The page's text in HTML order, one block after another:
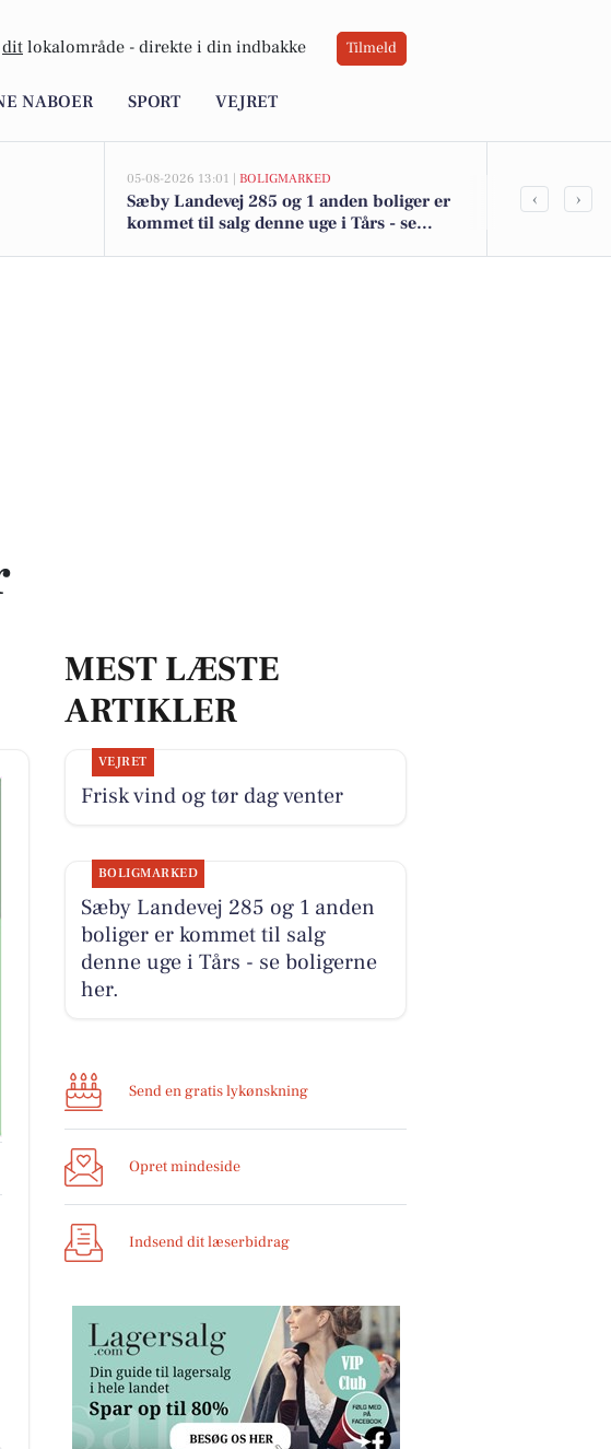
dit lokalområde - direkte i din indbakke Tilmeld
NABOER SPORT VEJRET
05-08-2026 13:01 | BOLIGMARKED
Sæby Landevej 285 og 1 anden boliger er
kommet til salg denne uge i Tårs - se
Top 6 over
‹ ›
MEST LÆSTE
ARTIKLER
VEJRET
Frisk vind og tør dag venter
BOLIGMARKED
Sæby Landevej 285 og 1 anden
boliger er kommet til salg
denne uge i Tårs - se boligerne
her.
Send en gratis lykønskning
Opret mindeside
Indsend dit læserbidrag